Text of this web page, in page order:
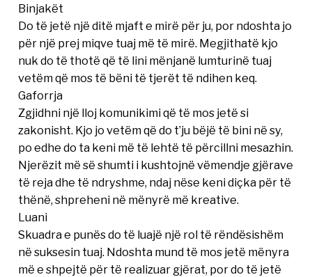
Binjakët
Do të jetë një ditë mjaft e mirë për ju, por ndoshta jo
për një prej miqve tuaj më të mirë. Megjithatë kjo
nuk do të thotë që të lini mënjanë lumturinë tuaj
vetëm që mos të bëni të tjerët të ndihen keq.
Gaforrja
Zgjidhni një lloj komunikimi që të mos jetë si
zakonisht. Kjo jo vetëm që do t’ju bëjë të bini në sy,
po edhe do ta keni më të lehtë të përcillni mesazhin.
Njerëzit më së shumti i kushtojnë vëmendje gjërave
të reja dhe të ndryshme, ndaj nëse keni diçka për të
thënë, shpreheni në mënyrë më kreative.
Luani
Skuadra e punës do të luajë një rol të rëndësishëm
në suksesin tuaj. Ndoshta mund të mos jetë mënyra
më e shpejtë për të realizuar gjërat, por do të jetë